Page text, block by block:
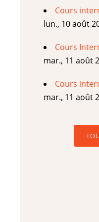
Cours
lun., 10 août
Cours
mar., 11 août
Cours
mar., 11 août